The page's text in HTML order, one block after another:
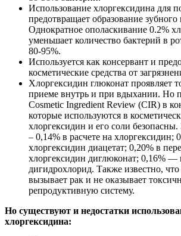
Использование хлоргексидина для
предотвращает образование зубного
Однократное ополаскивание 0.2%
уменьшает количество бактерий в
80-95%.
Используется как консервант и
косметические средства от
Хлоргексидин глюконат проявляет
приеме внутрь и при вдыхании. Но
Cosmetic Ingredient Review (CIR) в
которые используются в
хлоргексидин и его соли
– 0,14% в расчете на хлоргексидин;
хлоргексидин диацетат; 0,20% в
хлоргексидин диглюконат; 0,16% —
дигидрохлорид. Также известно,
вызывает рак и не оказывает
репродуктивную систему.
Но существуют и недостатки
хлоргексидина: